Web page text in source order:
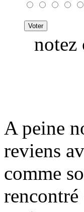
notez
A peine
reviens
comme
rencontré